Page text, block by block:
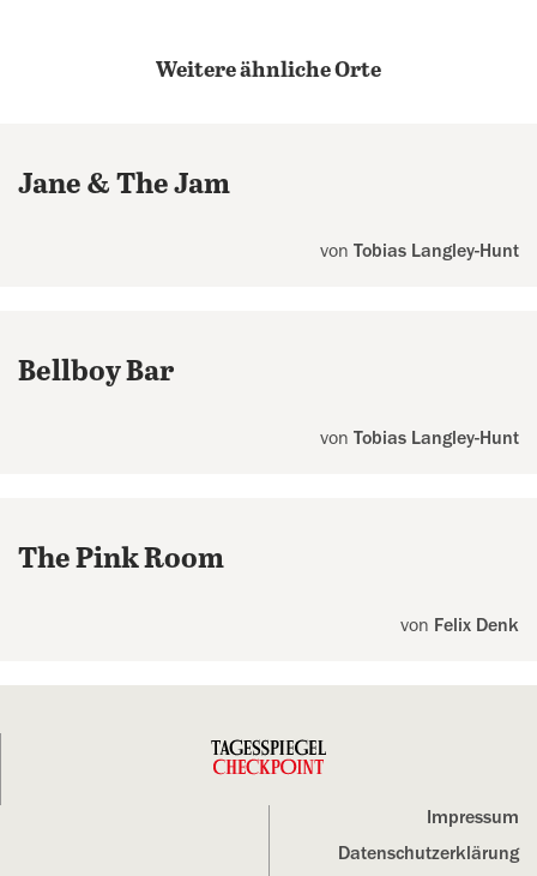
Weitere ähnliche Orte
Jane & The Jam
von Tobias Langley-Hunt
Bellboy Bar
von Tobias Langley-Hunt
The Pink Room
von Felix Denk
Impressum
Datenschutz­erklärung